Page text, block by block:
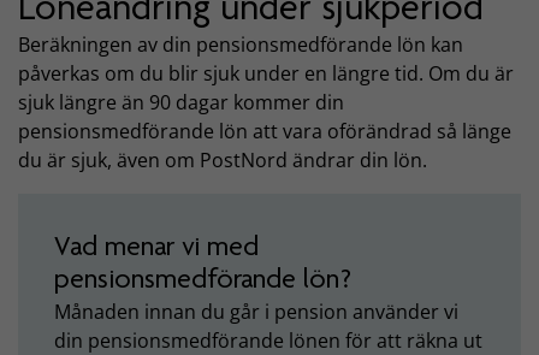
Beräkningen av din pensionsmedförande lön kan
påverkas om du blir sjuk under en längre tid. Om du är
sjuk längre än 90 dagar kommer din
pensionsmedförande lön att vara oförändrad så länge
du är sjuk, även om PostNord ändrar din lön.
Vad menar vi med
pensionsmedförande lön?
Månaden innan du går i pension använder vi
din pensionsmedförande lönen för att räkna ut